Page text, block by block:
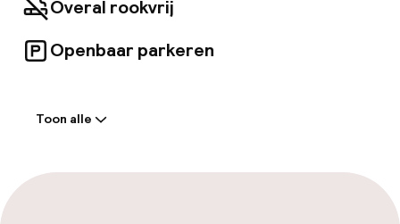
Overal rookvrij
Openbaar parkeren
Express check-in mogelijk
Toon alle